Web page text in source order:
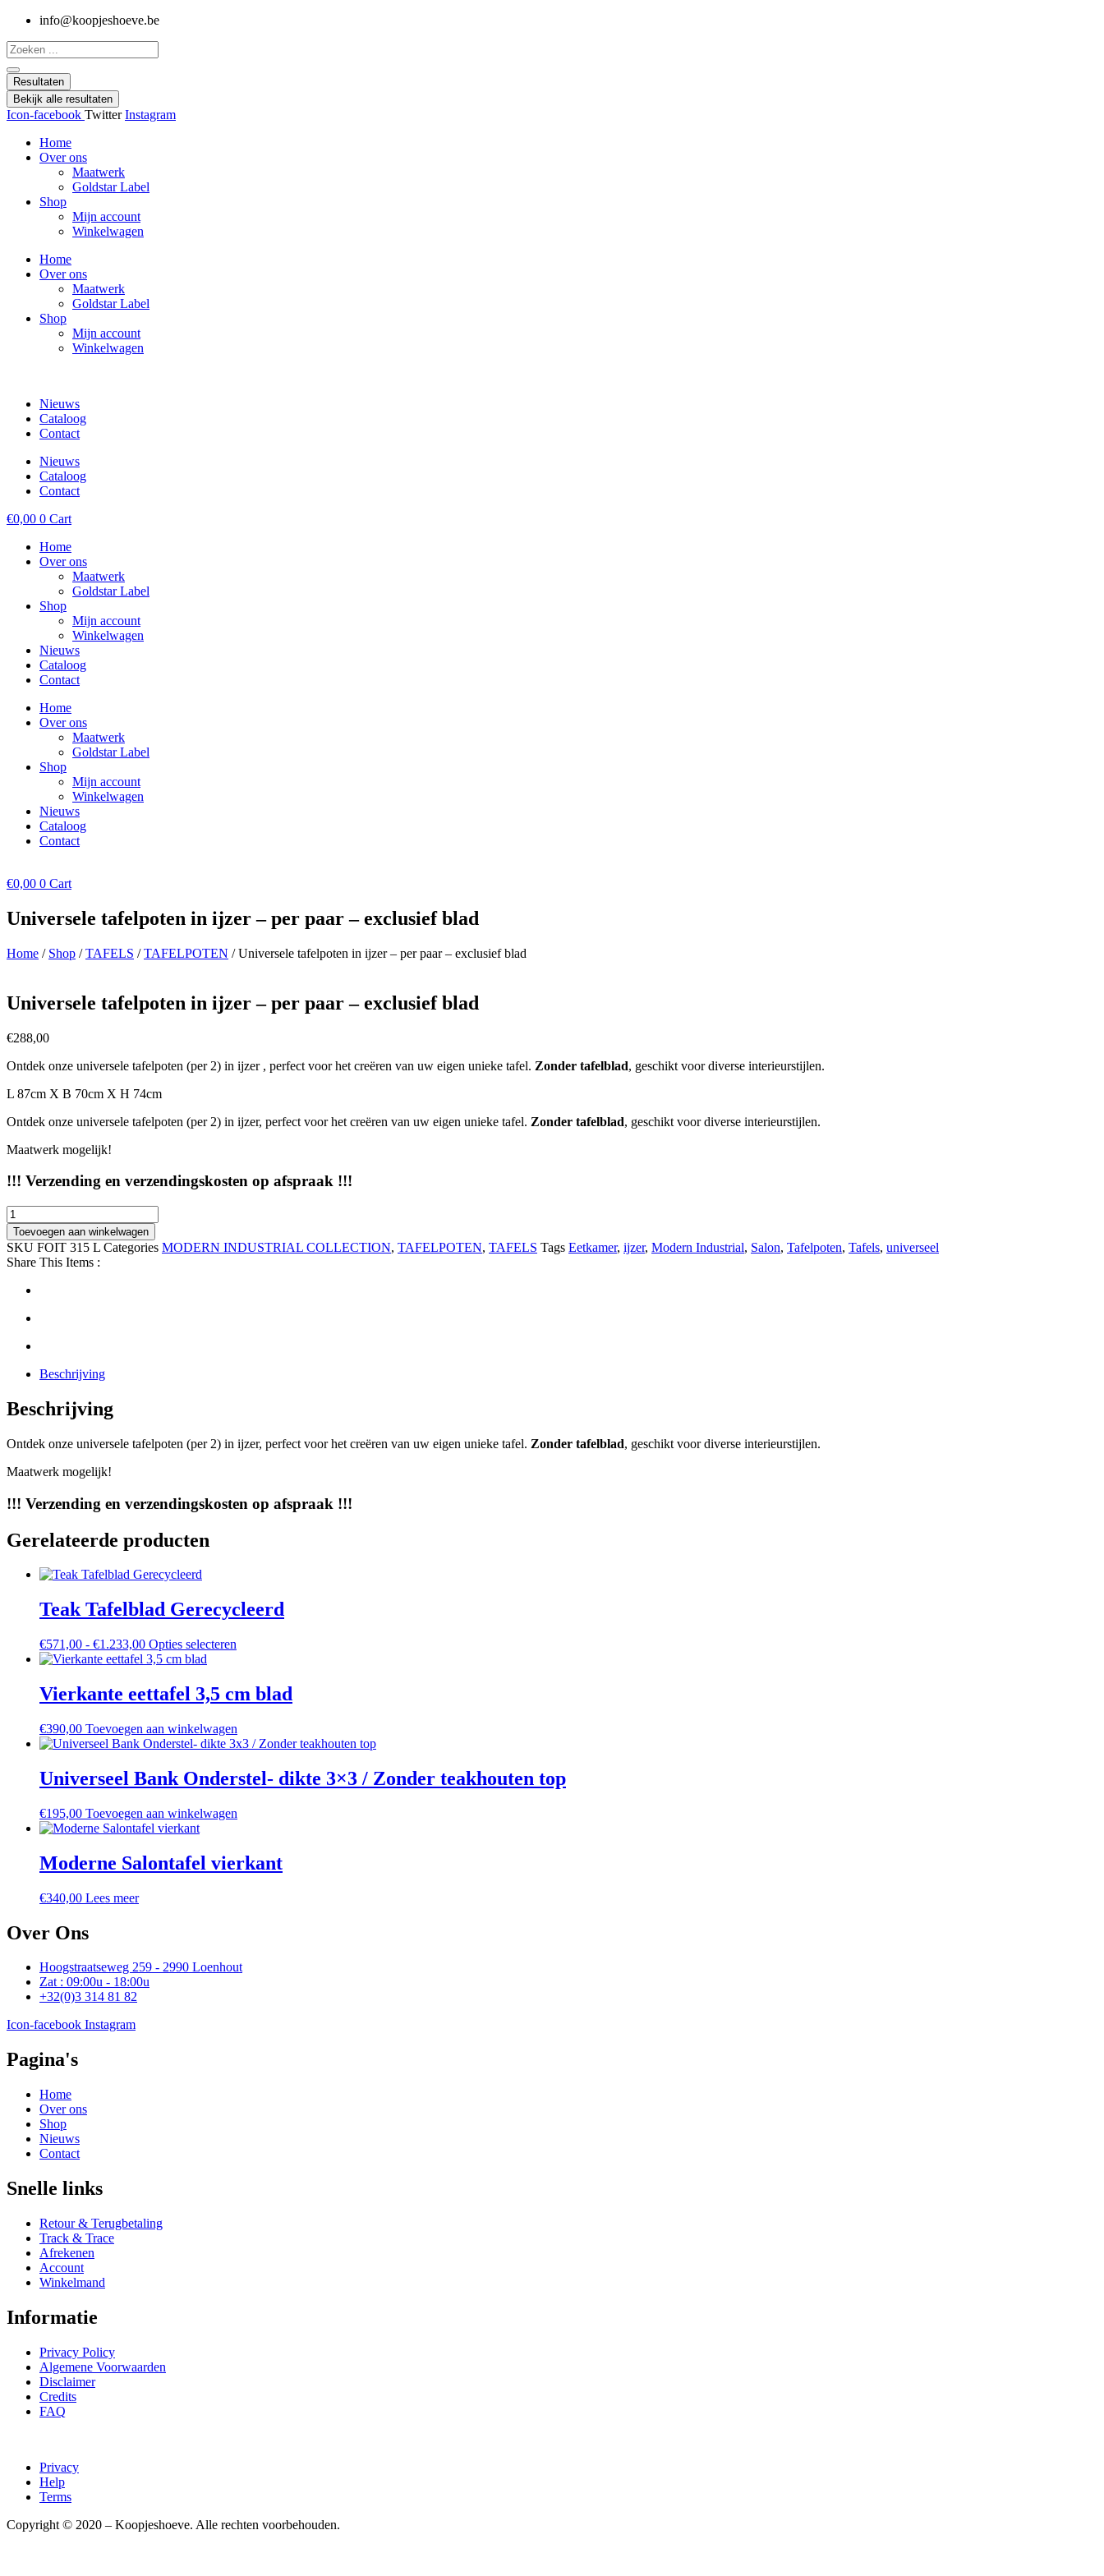
Spring
de
inhoud
info@koopjeshoeve.be
Search
...
Resultaten
Bekijk alle resultaten
Icon-facebook Twitter Instagram
Home
Over ons
Maatwerk
Goldstar Label
Shop
Mijn account
Winkelwagen
Home
Over ons
Maatwerk
Goldstar Label
Shop
Mijn account
Winkelwagen
Nieuws
Cataloog
Contact
Nieuws
Cataloog
Contact
€0,00 0 Cart
Home
Over ons
Maatwerk
Goldstar Label
Shop
Mijn account
Winkelwagen
Nieuws
Cataloog
Contact
Home
Over ons
Maatwerk
Goldstar Label
Shop
Mijn account
Winkelwagen
Nieuws
Cataloog
Contact
€0,00 0 Cart
Universele tafelpoten in ijzer – per paar – exclusief blad
Home / Shop /TAFELS /TAFELPOTEN / Universele tafelpoten in ijzer – per paar – exclusief blad
Universele tafelpoten in ijzer – per paar – exclusief blad
€288,00
Ontdek onze universele tafelpoten (per 2) in ijzer , perfect voor het creëren van uw eigen unieke tafel. Zonder tafelblad, geschikt voor diverse interieurstijlen.
L 87cm X B 70cm X H 74cm
Ontdek onze universele tafelpoten (per 2) in ijzer, perfect voor het creëren van uw eigen unieke tafel. Zonder tafelblad, geschikt voor diverse interieurstijlen.
Maatwerk mogelijk!
!!! Verzending en verzendingskosten op afspraak !!!
Universele
tafelpoten
in
ijzer
blad
Toevoegen aan winkelwagen
SKU FOIT 315 L Categories MODERN INDUSTRIAL COLLECTION, TAFELPOTEN, TAFELS Tags Eetkamer, ijzer, Modern Industrial, Salon, Tafelpoten, Tafels, universeel
Share This Items :
Beschrijving
Beschrijving
Ontdek onze universele tafelpoten (per 2) in ijzer, perfect voor het creëren van uw eigen unieke tafel. Zonder tafelblad, geschikt voor diverse interieurstijlen.
Maatwerk mogelijk!
!!! Verzending en verzendingskosten op afspraak !!!
Gerelateerde producten
Teak Tafelblad Gerecycleerd
€571,00 - €1.233,00 Prijsklasse:
€571,00
€1.233,00
Opties selecteren
meerdere
variaties.
optie
kan
worden
op
productpagina
Vierkante eettafel 3,5 cm blad
€390,00 Toevoegen aan winkelwagen
Universeel Bank Onderstel- dikte 3×3 / Zonder teakhouten top
€195,00 Toevoegen aan winkelwagen
Moderne Salontafel vierkant
€340,00 Lees meer
Over Ons
Hoogstraatseweg 259 - 2990 Loenhout
Zat : 09:00u - 18:00u
+32(0)3 314 81 82
Icon-facebook Instagram
Pagina's
Home
Over ons
Shop
Nieuws
Contact
Snelle links
Retour & Terugbetaling
Track & Trace
Afrekenen
Account
Winkelmand
Informatie
Privacy Policy
Algemene Voorwaarden
Disclaimer
Credits
FAQ
Privacy
Help
Terms
Copyright © 2020 – Koopjeshoeve. Alle rechten voorbehouden.